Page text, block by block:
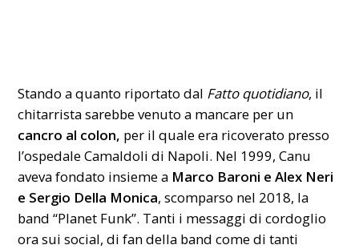
Stando a quanto riportato dal Fatto quotidiano, il
chitarrista sarebbe venuto a mancare per un
cancro al colon, per il quale era ricoverato presso
l’ospedale Camaldoli di Napoli. Nel 1999, Canu
aveva fondato insieme a Marco Baroni e Alex Neri
e Sergio Della Monica, scomparso nel 2018, la
band “Planet Funk”. Tanti i messaggi di cordoglio
ora sui social, di fan della band come di tanti